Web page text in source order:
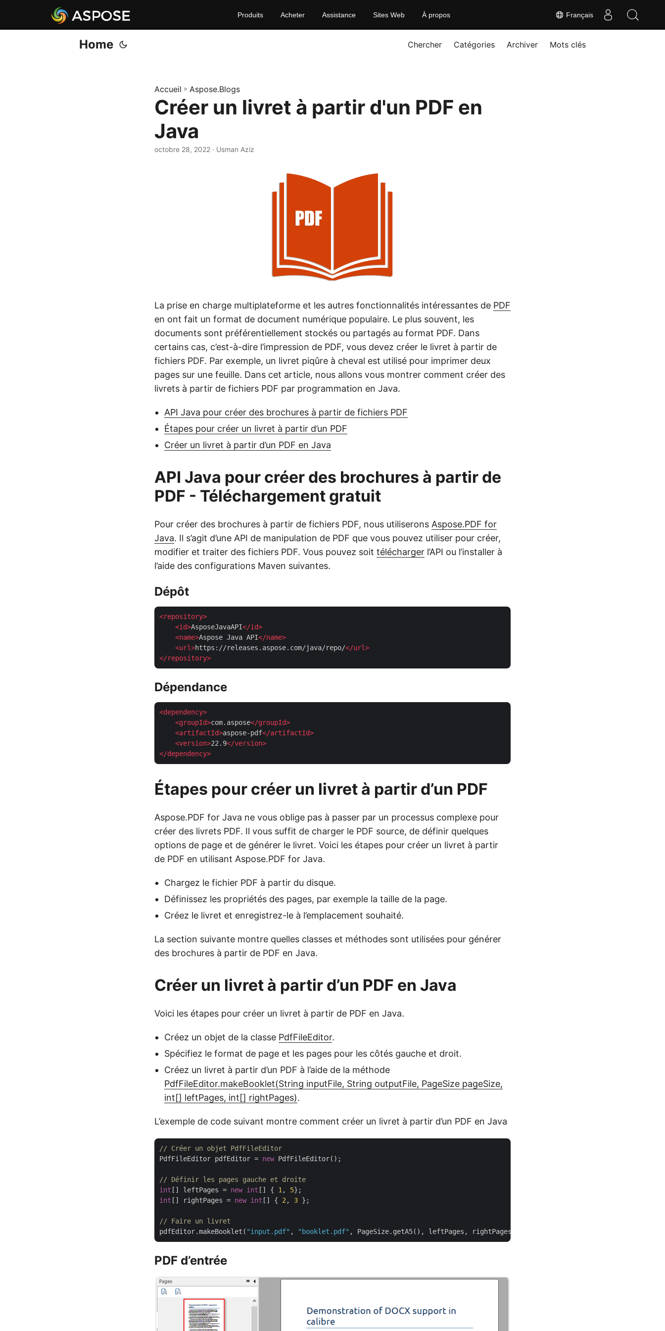
Français
Produits Acheter Assistance Sites Web À propos
Home Chercher Catégories Archiver Mots clés
Accueil » Aspose.Blogs
Créer un livret à partir d'un PDF en
Java
octobre 28, 2022 · Usman Aziz
La prise en charge multiplateforme et les autres fonctionnalités intéressantes de PDF
en ont fait un format de document numérique populaire. Le plus souvent, les
documents sont préférentiellement stockés ou partagés au format PDF. Dans
certains cas, c’est-à-dire l’impression de PDF, vous devez créer le livret à partir de
fichiers PDF. Par exemple, un livret piqûre à cheval est utilisé pour imprimer deux
pages sur une feuille. Dans cet article, nous allons vous montrer comment créer des
livrets à partir de fichiers PDF par programmation en Java.
API Java pour créer des brochures à partir de fichiers PDF
Étapes pour créer un livret à partir d’un PDF
Créer un livret à partir d’un PDF en Java
API Java pour créer des brochures à partir de
PDF - Téléchargement gratuit
Pour créer des brochures à partir de fichiers PDF, nous utiliserons Aspose.PDF for
Java. Il s’agit d’une API de manipulation de PDF que vous pouvez utiliser pour créer,
modifier et traiter des fichiers PDF. Vous pouvez soit télécharger l’API ou l’installer à
l’aide des configurations Maven suivantes.
Dépôt
<repository>
<id>AsposeJavaAPI</id>
<name>Aspose Java API</name>
<url>https://releases.aspose.com/java/repo/</url>
</repository>
Dépendance
<dependency>
<groupId>com.aspose</groupId>
<artifactId>aspose-pdf</artifactId>
<version>22.9</version>
</dependency>
Étapes pour créer un livret à partir d’un PDF
Aspose.PDF for Java ne vous oblige pas à passer par un processus complexe pour
créer des livrets PDF. Il vous suffit de charger le PDF source, de définir quelques
options de page et de générer le livret. Voici les étapes pour créer un livret à partir
de PDF en utilisant Aspose.PDF for Java.
Chargez le fichier PDF à partir du disque.
Définissez les propriétés des pages, par exemple la taille de la page.
Créez le livret et enregistrez-le à l’emplacement souhaité.
La section suivante montre quelles classes et méthodes sont utilisées pour générer
des brochures à partir de PDF en Java.
Créer un livret à partir d’un PDF en Java
Voici les étapes pour créer un livret à partir de PDF en Java.
Créez un objet de la classe PdfFileEditor.
Spécifiez le format de page et les pages pour les côtés gauche et droit.
Créez un livret à partir d’un PDF à l’aide de la méthode
PdfFileEditor.makeBooklet(String inputFile, String outputFile, PageSize pageSize,
int[] leftPages, int[] rightPages).
L’exemple de code suivant montre comment créer un livret à partir d’un PDF en Java
// Créer un objet PdfFileEditor
PdfFileEditor pdfEditor = new PdfFileEditor();
// Définir les pages gauche et droite
int [] leftPages = new int [] { 1 , 5
int [] rightPages = new int [] { 2 , 3 };
// Faire un livret
pdfEditor.makeBooklet( "input.pdf" , "booklet.pdf"
PDF d’entrée